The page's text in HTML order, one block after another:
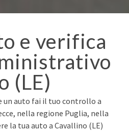
e verifica
(LE)
un auto fai il tuo controllo a
nella regione Puglia, nella
la tua auto a Cavallino (LE)